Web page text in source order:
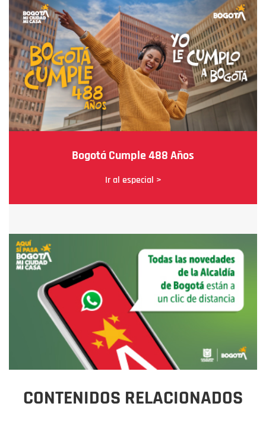
Bogotá Cumple 488 Años
Ir al especial >
CONTENIDOS RELACIONADOS